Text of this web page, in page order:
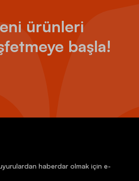
ürünleri
başla!
haberdar olmak için e-